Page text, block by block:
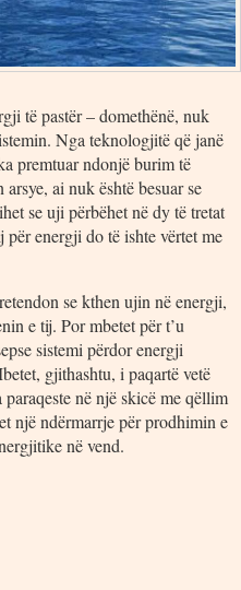
të pastër – domethënë, nuk
Nga teknologjitë që janë
premtuar ndonjë burim të
ai nuk është besuar se
se uji përbëhet në dy të tretat
energji do të ishte vërtet me
se kthen ujin në energji,
e tij. Por mbetet për t’u
sistemi përdor energji
gjithashtu, i paqartë vetë
në një skicë me qëllim
një ndërmarrje për prodhimin e
në vend.